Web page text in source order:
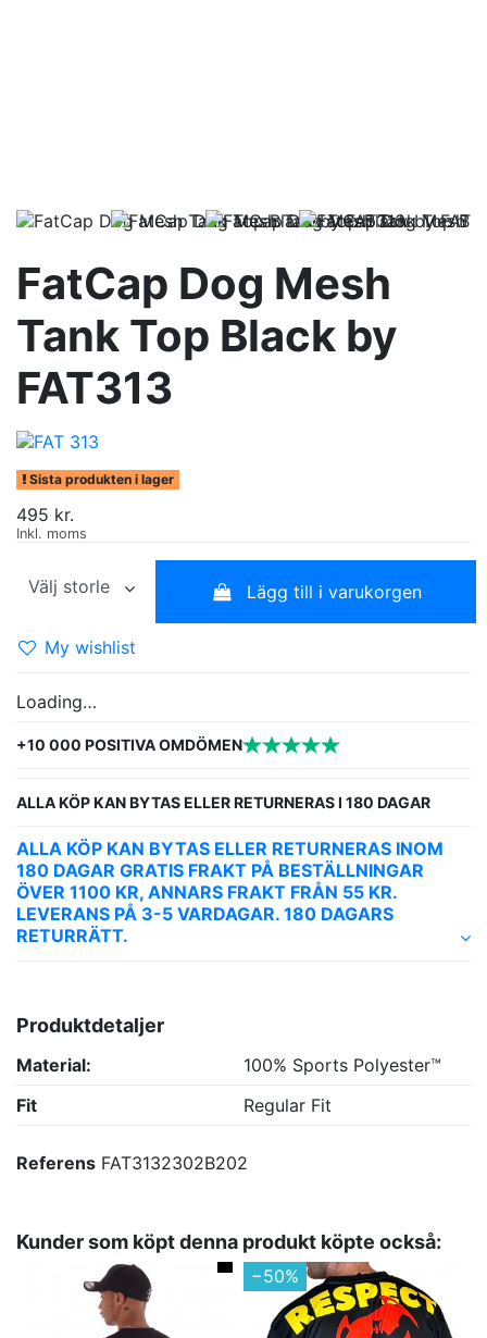
FatCap Dog Mesh
Tank Top Black by
FAT313
Sista produkten i lager
495 kr.
Inkl. moms
Lägg till i varukorgen
My wishlist
Loading…
+10 000 POSITIVA OMDÖMEN
ALLA KÖP KAN BYTAS ELLER RETURNERAS I 180 DAGAR
ALLA KÖP KAN BYTAS ELLER RETURNERAS INOM
180 DAGAR GRATIS FRAKT PÅ BESTÄLLNINGAR
ÖVER 1100 KR, ANNARS FRAKT FRÅN 55 KR.
LEVERANS PÅ 3-5 VARDAGAR. 180 DAGARS
RETURRÄTT.
Produktdetaljer
Material:
100% Sports Polyester™
Fit
Regular Fit
Referens FAT3132302B202
Kunder som köpt denna produkt köpte också:
−50%